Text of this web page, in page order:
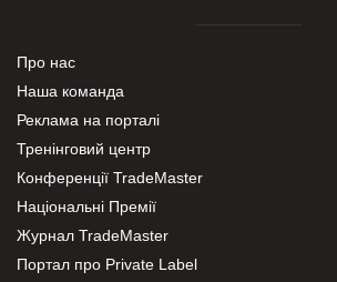
Про нас
Наша команда
Реклама на порталі
Тренінговий центр
Конференції TradeMaster
Національні Премії
Журнал TradeMaster
Портал про Private Label